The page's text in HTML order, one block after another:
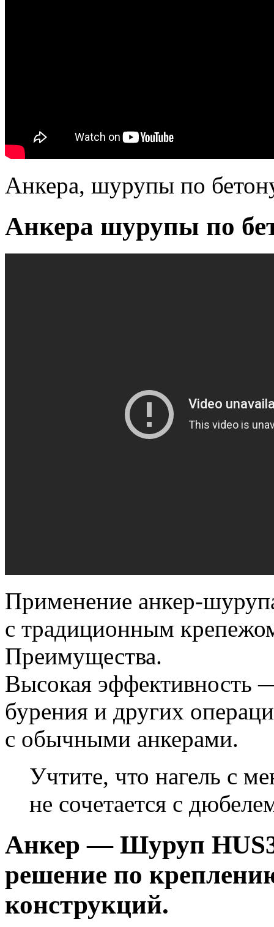
Анкера, шурупы по
Анкера шурупы по
Применение анкер-
с традиционным
Преимущества.
Высокая эффективность
бурения и других
с обычными анкерами.
Учтите, что нагель с
не сочетается с
Анкер — Шуруп
решение по
конструкций.